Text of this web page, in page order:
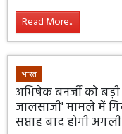
Read More...
भारत
अभिषेक बनर्जी को बड़ी
जालसाजी' मामले में
सप्ताह बाद होगी